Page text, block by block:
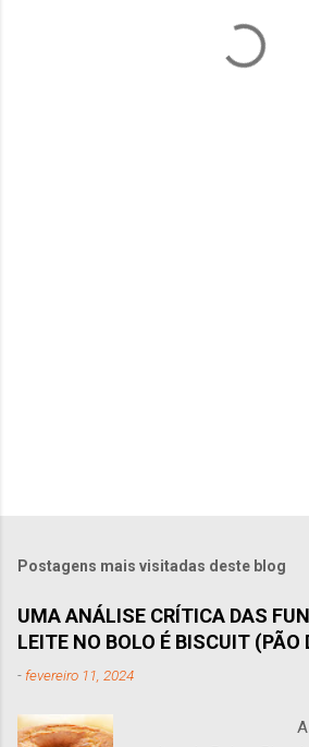
Postagens mais visitadas deste blog
UMA ANÁLISE CRÍTICA DAS
LEITE NO BOLO É BISCUIT (PÃO
- fevereiro 11, 2024
A adição